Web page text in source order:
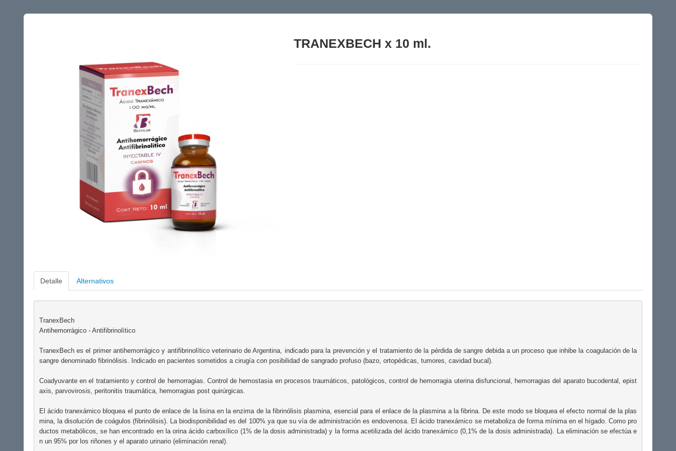
TRANEXBECH x 10 ml.
Detalle Alternativos
TranexBech
Antihemorrágico - Antifibrinolítico
TranexBech es el primer antihemorrágico y antifibrinolítico veterinario de Argentina, indicado para la prevención y el tratamiento de la pérdida de sangre debida a un proceso que inhibe la coagulación de la
sangre denominado fibrinólisis. Indicado en pacientes sometidos a cirugía con posibilidad de sangrado profuso (bazo, ortopédicas, tumores, cavidad bucal).
Coadyuvante en el tratamiento y control de hemorragias. Control de hemostasia en procesos traumáticos, patológicos, control de hemorragia uterina disfuncional, hemorragias del aparato bucodental, epist
axis, parvovirosis, peritonitis traumática, hemorragias post quirúrgicas.
El ácido tranexámico bloquea el punto de enlace de la lisina en la enzima de la fibrinólisis plasmina, esencial para el enlace de la plasmina a la fibrina. De este modo se bloquea el efecto normal de la plas
mina, la disolución de coágulos (fibrinólisis). La biodisponibilidad es del 100% ya que su vía de administración es endovenosa. El ácido tranexámico se metaboliza de forma mínima en el hígado. Como pro
ductos metabólicos, se han encontrado en la orina ácido carboxílico (1% de la dosis administrada) y la forma acetilizada del ácido tranexámico (0,1% de la dosis administrada). La eliminación se efectúa e
n un 95% por los riñones y el aparato urinario (eliminación renal).